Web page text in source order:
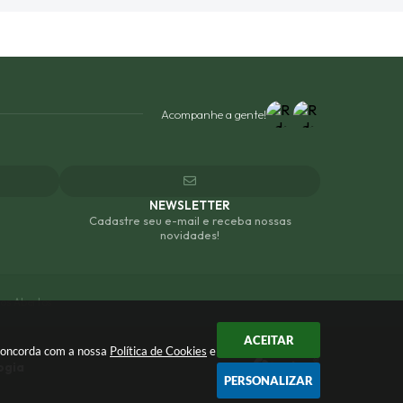
com a nossa Política de Cookies e
ACEITAR
PERSONALIZAR
Acompanhe a gente!
NEWSLETTER
Cadastre seu e-mail e receba nossas
novidades!
Abertos